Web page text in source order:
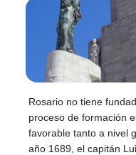
Rosario no tiene
proceso de formación
favorable tanto a nivel
año 1689, el capitán